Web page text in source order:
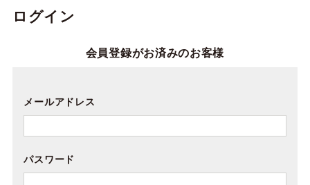
ログイン
会員登録がお済みのお客様
メールアドレス
パスワード